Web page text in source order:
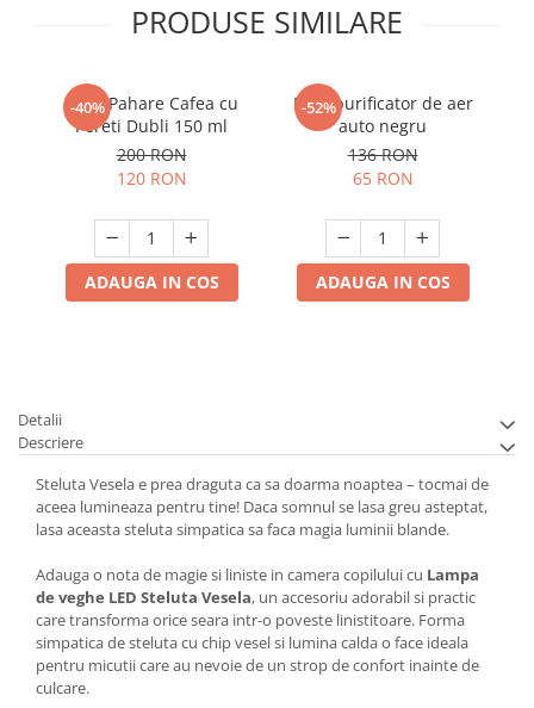
PRODUSE SIMILARE
-40%
Set 4 Pahare Cafea cu
Pereti Dubli 150 ml
200 RON
120 RON
ADAUGA IN COS
-52%
Mini purificator de aer
auto negru
136 RON
65 RON
ADAUGA IN COS
Detalii
Descriere
Steluta Vesela e prea draguta ca sa doarma noaptea – tocmai de
aceea lumineaza pentru tine! Daca somnul se lasa greu asteptat,
lasa aceasta steluta simpatica sa faca magia luminii blande.
Adauga o nota de magie si liniste in camera copilului cu Lampa
de veghe LED Steluta Vesela, un accesoriu adorabil si practic
care transforma orice seara intr-o poveste linistitoare. Forma
simpatica de steluta cu chip vesel si lumina calda o face ideala
pentru micutii care au nevoie de un strop de confort inainte de
culcare.